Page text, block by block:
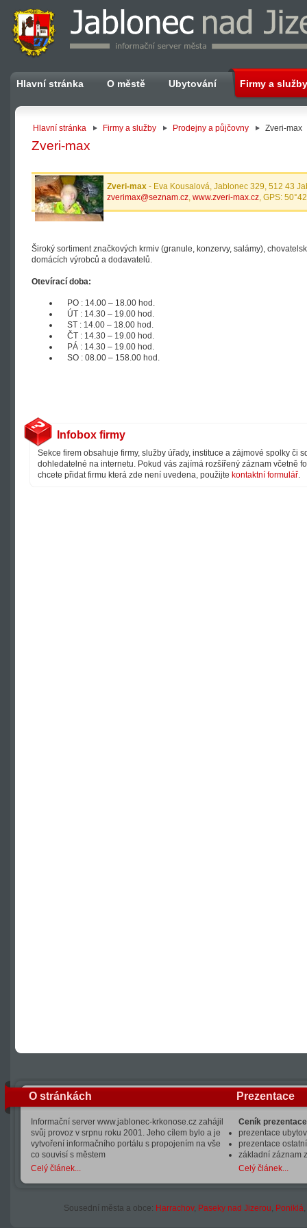
Hlavní stránka O městě Ubytování Firmy a služby
Hlavní stránka Firmy a služby Prodejny a půjčovny Zveri-max
Zveri-max
Zveri-max - Eva Kousalová, Jablonec 329, 512 43
zverimax@seznam.cz, www.zveri-max.cz, GPS:
Široký sortiment značkových krmiv (granule, konzervy, salámy),
domácích výrobců a dodavatelů.
Otevírací doba:
PO : 14.00 – 18.00 hod.
ÚT : 14.30 – 19.00 hod.
ST : 14.00 – 18.00 hod.
ČT : 14.30 – 19.00 hod.
PÁ : 14.30 – 19.00 hod.
SO : 08.00 – 158.00 hod.
Infobox firmy
Sekce firem obsahuje firmy, služby úřady, instituce a zájmové spolky či
dohledatelné na internetu. Pokud vás zajímá rozšířený záznam včetně
chcete přidat firmu která zde není uvedena, použijte kontaktní formulář.
O stránkách
Informační server www.jablonec-krkonose.cz zahájil
svůj provoz v srpnu roku 2001. Jeho cílem bylo a je
vytvoření informačního portálu s propojením na vše
co souvisí s městem
Celý článek...
Prezentace
Ceník
prezentace
prezentace
základní záznam
Celý článek...
Sousední města a obce: Harrachov, Paseky nad Jizerou, Poniklá,